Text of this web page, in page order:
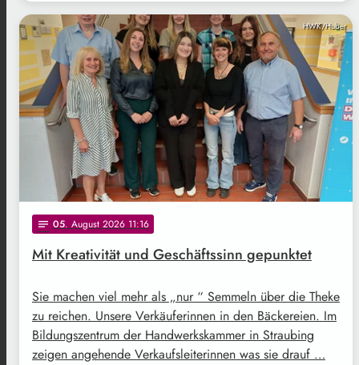
HWK/Huber
notes 05. August 2026 11:16
Mit Kreativität und Geschäftssinn gepunktet
Sie machen viel mehr als „nur “ Semmeln über die Theke
zu reichen. Unsere Verkäuferinnen in den Bäckereien. Im
Bildungszentrum der Handwerkskammer in Straubing
zeigen angehende Verkaufsleiterinnen was sie drauf …